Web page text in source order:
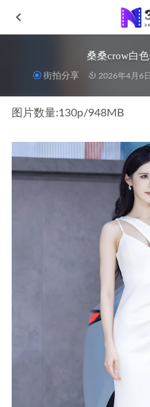
桑桑crow白
街拍分享 2026年4月6
图片数量:130p/948MB
黑色制服长腿美女s211207
2023-01-
青春时尚炫彩风No.6988
孤单的心事,黄色泳衣
牛仔裤美女MF01063
2024-